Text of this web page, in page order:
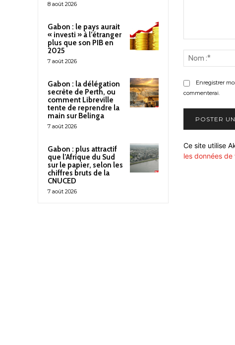
8 août 2026
Gabon : le pays aurait
« investi » à l’étranger
plus que son PIB en
2025
7 août 2026
Gabon : la délégation
secrète de Perth, ou
comment Libreville
tente de reprendre la
main sur Belinga
7 août 2026
Gabon : plus attractif
que l’Afrique du Sud
sur le papier, selon les
chiffres bruts de la
CNUCED
7 août 2026
Enregistrer
commenterai.
Ce site utilise
les données